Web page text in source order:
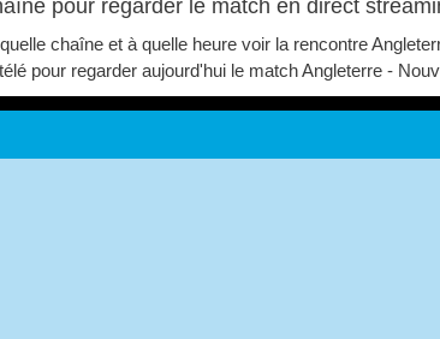
pour regarder le match en direct
chaîne et à quelle heure voir la rencontre
pour regarder aujourd'hui le match Angleterre -